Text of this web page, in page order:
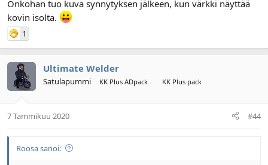
Onkohan tuo kuva synnytyksen jälkeen, kun värkki näyttää
kovin isolta.
1
Ultimate Welder
Satulapummi KK Plus ADpack KK Plus pack
7 Tammikuu 2020 #44
Roosa sanoi: